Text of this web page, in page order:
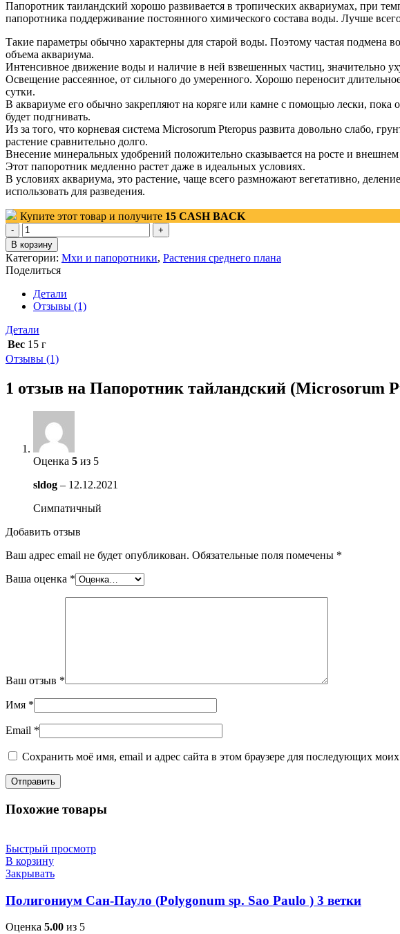
Папоротник таиландский хорошо развивается в тропических аквариумах, при
папоротника поддерживание постоянного химического состава воды. Лучше
Такие параметры обычно характерны для старой воды. Поэтому частая подмена
объема аквариума.
Интенсивное движение воды и наличие в ней взвешенных частиц, значительно
Освещение рассеянное, от сильного до умеренного. Хорошо переносит
сутки.
В аквариуме его обычно закрепляют на коряге или камне с помощью лески, пока
будет подгнивать.
Из за того, что корневая система Microsorum Pteropus развита довольно слабо,
растение сравнительно долго.
Внесение минеральных удобрений положительно сказывается на росте и
Этот папоротник медленно растет даже в идеальных условиях.
В условиях аквариума, это растение, чаще всего размножают вегетативно,
использовать для разведения.
Купите этот товар и получите 15 CASH BACK
Количество
товара
Папоротник
тайландский
(Microsorum
Pteropus)
корневище
5
листьев
В корзину
Категории: Мхи и папоротники, Растения среднего плана
Поделиться
Детали
Отзывы (1)
Детали
Вес 15 г
Отзывы (1)
1 отзыв на Папоротник тайландский (Microsorum
Оценка 5 из 5
sldog – 12.12.2021
Симпатичный
Добавить отзыв
Ваш адрес email не будет опубликован. Обязательные поля помечены *
Ваша оценка *
Ваш отзыв *
Имя *
Email *
Сохранить моё имя, email и адрес сайта в этом браузере для последующих
Похожие товары
Быстрый просмотр
В корзину
Закрывать
Полигониум Сан-Пауло (Polygonum sp. Sao Paulo ) 3 ветки
Оценка 5.00 из 5